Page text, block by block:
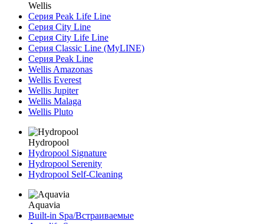
Wellis
Серия Peak Life Line
Серия City Line
Серия City Life Line
Серия Classic Line (MyLINE)
Серия Peak Line
Wellis Amazonas
Wellis Everest
Wellis Jupiter
Wellis Malaga
Wellis Pluto
Hydropool
Hydropool Signature
Hydropool Serenity
Hydropool Self-Сleaning
Aquavia
Built-in Spa/Встраиваемые